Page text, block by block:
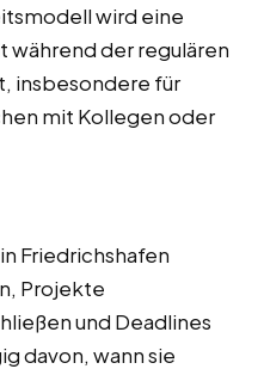
wird eine
während der regulären
insbesondere für
mit Kollegen oder
Friedrichshafen
Projekte
und Deadlines
davon, wann sie